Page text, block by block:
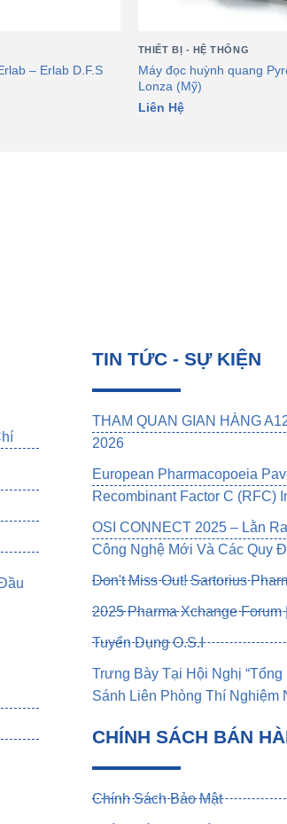
– Erlab D.F.S
THIẾT BỊ - HỆ THỐNG
Máy đọc huỳnh quang
Lonza (Mỹ)
Liên Hệ
TIN TỨC - SỰ KIỆN
THAM QUAN GIAN HÀNG
2026
European Pharmacopoeia
Recombinant Factor C (rFC)
OSI CONNECT 2025 – Lằn
Công Nghệ Mới Và Các Quy
Don't Miss Out! Sartorius
2025 Pharma Xchange Forum
Tuyển Dụng O.S.I
Trưng Bày Tại Hội Nghị
Sánh Liên Phòng Thí Nghiệm
CHÍNH SÁCH BÁN
Chính Sách Bảo Mật